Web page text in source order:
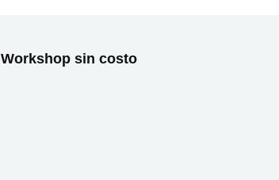
Workshop sin costo